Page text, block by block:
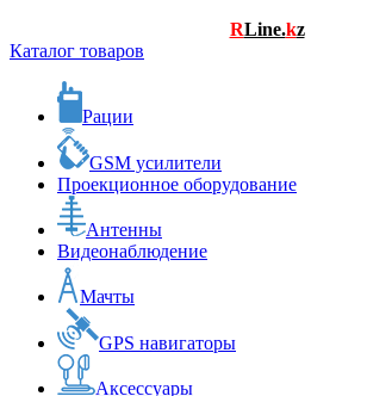
RLine.kz
Каталог товаров
Рации
GSM усилители
Проекционное оборудование
Антенны
Видеонаблюдение
Мачты
GPS навигаторы
Аксессуары